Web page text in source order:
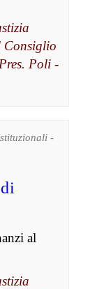
Consiglio
Poli -
-
al